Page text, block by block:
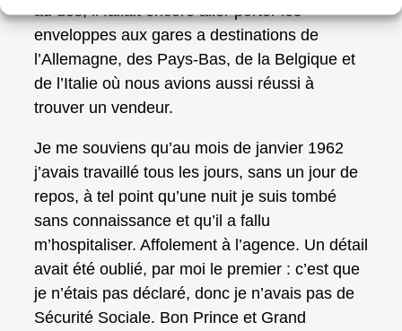
au dos, il fallait encore aller porter les
enveloppes aux gares a destinations de
l’Allemagne, des Pays-Bas, de la Belgique et
de l’Italie où nous avions aussi réussi à
trouver un vendeur.
Je me souviens qu’au mois de janvier 1962
j’avais travaillé tous les jours, sans un jour de
repos, à tel point qu’une nuit je suis tombé
sans connaissance et qu’il a fallu
m’hospitaliser. Affolement à l’agence. Un détail
avait été oublié, par moi le premier : c’est que
je n’étais pas déclaré, donc je n’avais pas de
Sécurité Sociale. Bon Prince et Grand